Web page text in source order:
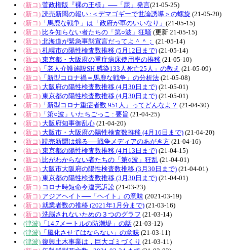
(新コ)菅政権版『裸の王様』──「屁」発言(21-05-25)
(新コ)読売新聞の報い :＜デマゴギーで世論誘導＞の螺旋 (21-05-20)
(新コ)「馬鹿な戦争」は「政府が軍のいいなり」 (21-05-15)
(新コ)比を知らない者たちの「第○波」狂騒(更新 21-05-15)
(新コ)北海道が緊急事態宣言だってよ＾＾； (21-05-14)
(新コ)札幌市の陽性検査数推移 (5月12日まで)(21-05-14)
(新コ)東京都・大阪府の重症病床使用率の推移(21-05-10)
(新コ)「老人介護施設SH 感染133人死亡25人」の教え (21-05-09)
(新コ)「新型コロナ禍＝馬鹿な戦争」の分析法(21-05-08)
(新コ)大阪府の陽性検査数推移 (4月30日まで)(21-05-01)
(新コ)東京都の陽性検査数推移 (4月30日まで)(21-05-01)
(新コ)「新型コロナ重症者数 951人」ってどんなよ？ (21-04-30)
(新コ)「第○波」いたちごっこ : 要旨 (21-04-25)
(新コ)大阪府知事御乱心(21-04-20)
(新コ)大阪市・大阪府の陽性検査数推移 (4月16日まで)(21-04-20)
(新コ)読売新聞は煽る──戦争メディアのあがき方(21-04-16)
(新コ)東京都の陽性検査数推移 (4月13日まで)(21-04-15)
(新コ)比がわからない者たちの「第○波」狂乱(21-04-01)
(新コ)大阪市大阪府の陽性検査数推移 (3月30日まで)(21-04-01)
(新コ)東京都の陽性検査数推移 (3月30日まで)(21-04-01)
(新コ)コロナ時短命令違憲訴訟(21-03-23)
(新コ)アジアヘイト──「ヘイト」の意味(2021-03-19)
(新コ)就業者数の推移 (2021年1月分まで)(21-03-16)
(新コ)洗脳されないための３つのグラフ (21-03-14)
(津波)「14.7メートルの防潮堤」の話(21-03-12)
(津波)「風化させてはならない」の意味(21-03-11)
(津波)復興土木事業は，巨大ゴミづくり (21-03-11)